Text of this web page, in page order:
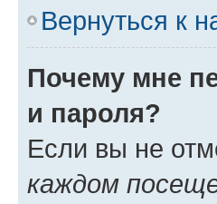
Вернуться к
Почему мне
и пароля?
Если вы не
каждом